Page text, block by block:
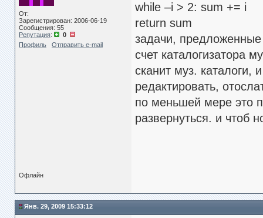
От:
Зарегистрирован: 2006-06-19
Сообщения: 55
Репутация:
0
Профиль
Отправить e-mail
while –i > 2: sum += i
return sum
задачи,
счет каталогизатора
сканит муз. каталоги,
редактировать,
по меньшей мере это
развернуться. и чтоб
Офлайн
Янв. 29, 2009 15:33:12